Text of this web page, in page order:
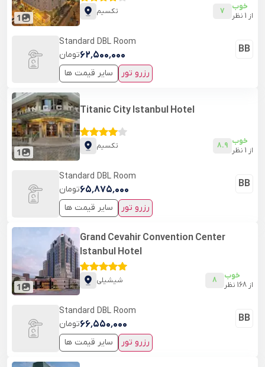
1
Titanic City Istanbul Hotel
تکسیم 8.9 خوب
از 1 نظر
BB
Standard DBL Room
۶۵٬۸۷۵٬۰۰۰تومان
سایر قیمت ها
رزرو تور
1
تکسیم 7
خوب
از 1 نظر
BB
Standard DBL Room
۶۲٬۵۰۰٬۰۰۰تومان
سایر قیمت ها
رزرو تور
1
Grand Cevahir Convention Center
Istanbul Hotel
شیشیلی 8
خوب
از 168 نظر
BB
Standard DBL Room
۶۶٬۵۵۰٬۰۰۰تومان
سایر قیمت ها
رزرو تور